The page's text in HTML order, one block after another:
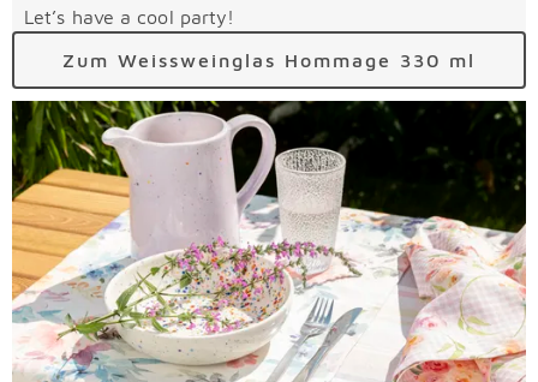
Let’s have a cool party!
Zum Weissweinglas Hommage 330 ml